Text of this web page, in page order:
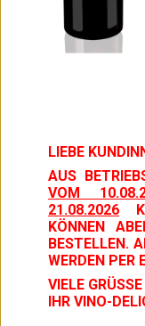
LIEBE
AUS
VOM
1.08.2026
KÖNNEN
BESTELLEN.
WERDEN PER
VIELE GRÜSSE
IHR VINO-